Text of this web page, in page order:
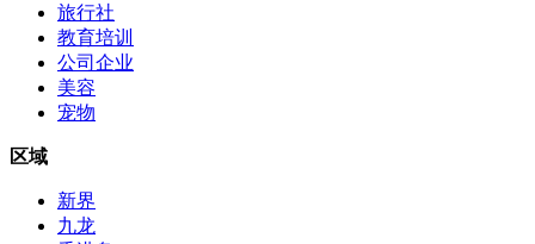
旅行社
教育培训
公司企业
美容
宠物
区域
新界
九龙